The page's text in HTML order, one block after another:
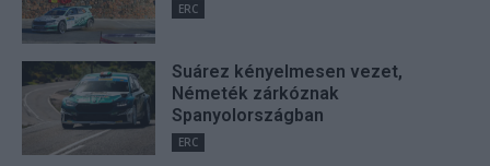
ERC
Suárez kényelmesen vezet,
Németék zárkóznak
Spanyolországban
ERC